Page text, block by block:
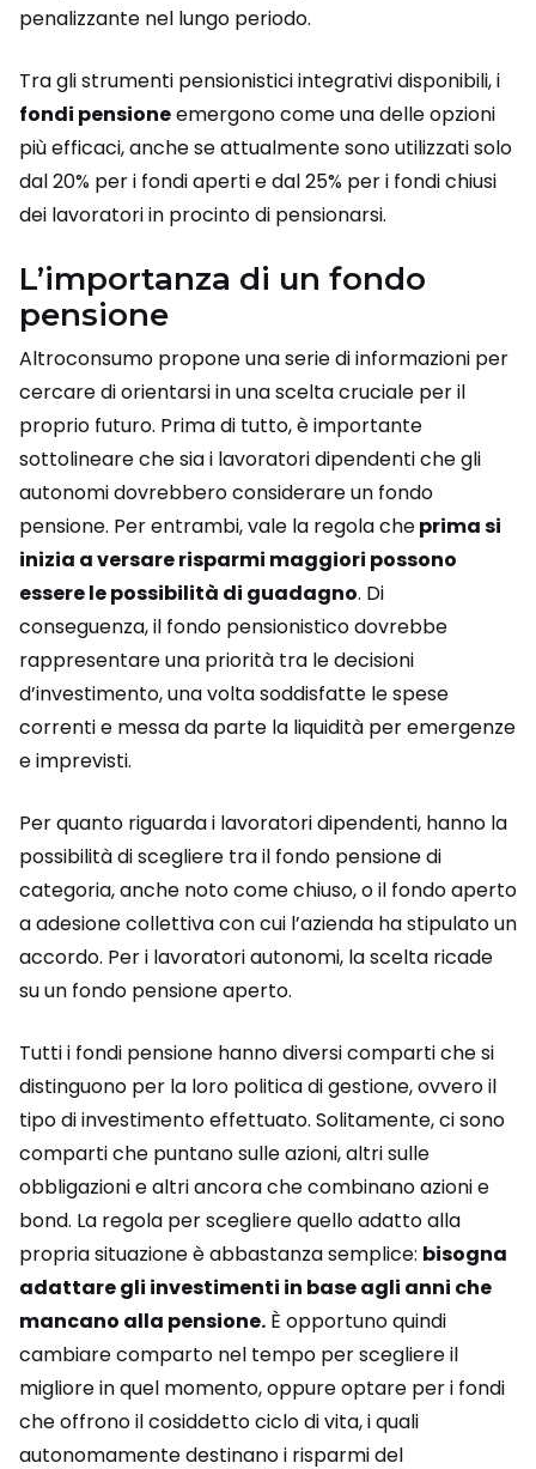
penalizzante nel lungo periodo.
Tra gli strumenti pensionistici integrativi disponibili, i
fondi pensioneemergono come una delle opzioni
più efficaci, anche se attualmente sono utilizzati solo
dal 20% per i fondi aperti e dal 25% per i fondi chiusi
dei lavoratori in procinto di pensionarsi.
L’importanza di un fondo
pensione
Altroconsumo propone una serie di informazioni per
cercare di orientarsi in una scelta cruciale per il
proprio futuro. Prima di tutto, è importante
sottolineare che sia i lavoratori dipendenti che gli
autonomi dovrebbero considerare un fondo
pensione. Per entrambi, vale la regola cheprima si
inizia a versare risparmi maggiori possono
essere le possibilità di guadagno. Di
conseguenza, il fondo pensionistico dovrebbe
rappresentare una priorità tra le decisioni
d’investimento, una volta soddisfatte le spese
correnti e messa da parte la liquidità per emergenze
e imprevisti.
Per quanto riguarda i lavoratori dipendenti, hanno la
possibilità di scegliere tra il fondo pensione di
categoria, anche noto come chiuso, o il fondo aperto
a adesione collettiva con cui l’azienda ha stipulato un
accordo. Per i lavoratori autonomi, la scelta ricade
su un fondo pensione aperto.
Tutti i fondi pensione hanno diversi comparti che si
distinguono per la loro politica di gestione, ovvero il
tipo di investimento effettuato. Solitamente, ci sono
comparti che puntano sulle azioni, altri sulle
obbligazioni e altri ancora che combinano azioni e
bond. La regola per scegliere quello adatto alla
propria situazione è abbastanza semplice: bisogna
adattare gli investimenti in base agli anni che
mancano alla pensione. È opportuno quindi
cambiare comparto nel tempo per scegliere il
migliore in quel momento, oppure optare per i fondi
che offrono il cosiddetto ciclo di vita, i quali
autonomamente destinano i risparmi del